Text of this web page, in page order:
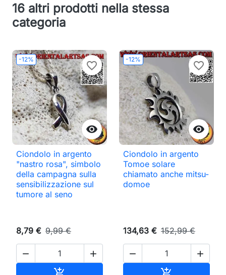
16 altri prodotti nella stessa
categoria
-12%

favorite_border
Ciondolo in argento
"nastro rosa", simbolo
della campagna sulla
sensibilizzazione sul
tumore al seno
8,79 € 9,99 €
 
-12%

favorite_border
Ciondolo in argento
Tomoe solare
chiamato anche mitsu-
domoe
134,63 € 152,99 €
 